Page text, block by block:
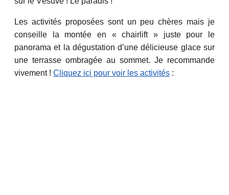
Les activités proposées sont un peu chères mais je
conseille la montée en « chairlift » juste pour le
panorama et la dégustation d’une délicieuse glace sur
une terrasse ombragée au sommet. Je recommande
vivement ! Cliquez ici pour voir les activités :